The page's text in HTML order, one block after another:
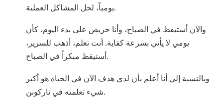
يومياً، لحل المشاكل العملية.
والآن أستيقظ في الصباح، وأنا حريص على بدء اليوم، كأن
يومي لا يأتي بسرعة كفاية. أنت تعلم، أذهب للسرير،
أستيقظ مبكراً في الصباح.
وبالنسبة إلي أنا أعلم بأن لدي هدف الآن في الحياة هو أكبر
شيء تعلمته في ناركونن.